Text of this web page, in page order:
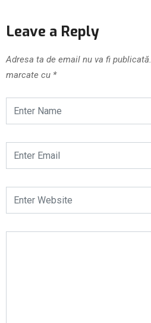
Leave a Reply
Adresa ta de email nu va fi publicată.
marcate cu *